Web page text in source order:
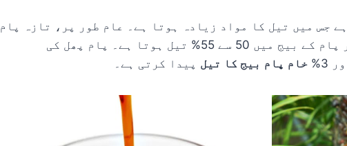
جس میں تیل کا مواد زیادہ ہوتا ہے۔ عام طور پر، تازہ پام
گوشت میں 46 سے 50% تیل ہوتا ہے اور پام کے بیج میں 50 سے 55% تیل ہوتا ہے۔ پام پھل کی
3% خام پام بیج کا تیل پیدا کرتی ہے۔